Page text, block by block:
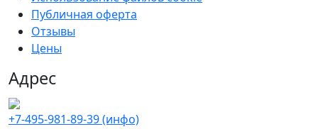
Публичная оферта
Отзывы
Цены
Адрес
+7-495-981-89-39 (инфо)